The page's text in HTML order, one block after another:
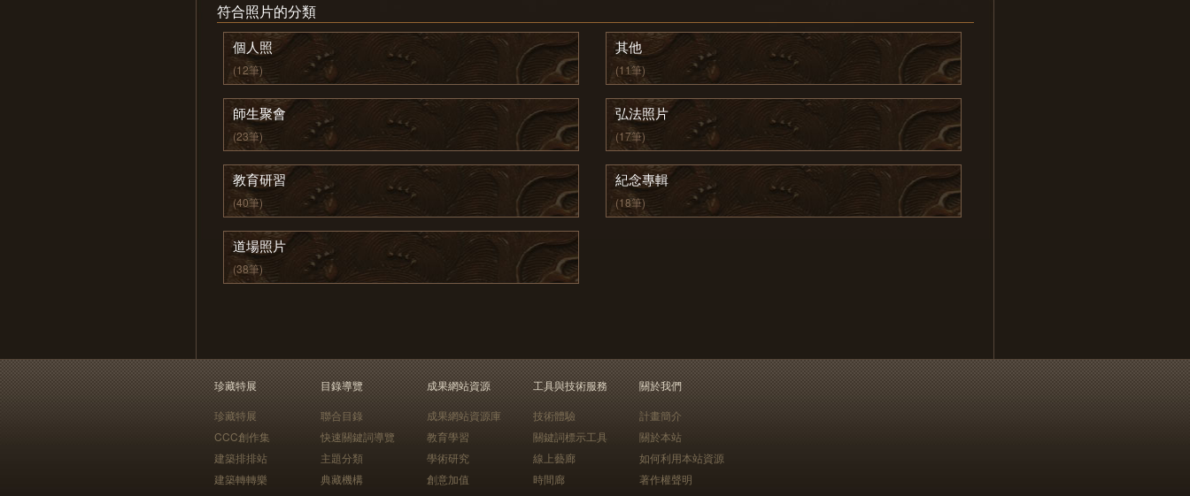
符合照片的分類
個人照
(12筆)
其他
(11筆)
師生聚會
(23筆)
弘法照片
(17筆)
教育研習
(40筆)
紀念專輯
(18筆)
道場照片
(38筆)
珍藏特展
珍藏特展
CCC創作集
建築排排站
建築轉轉樂
目錄導覽
聯合目錄
快速關鍵詞導覽
主題分類
典藏機構
成果網站資源
成果網站資源庫
教育學習
學術研究
創意加值
工具與技術服務
技術體驗
關鍵詞標示工具
線上藝廊
時間廊
關於我們
計畫簡介
關於本站
如何利用本站資源
著作權聲明